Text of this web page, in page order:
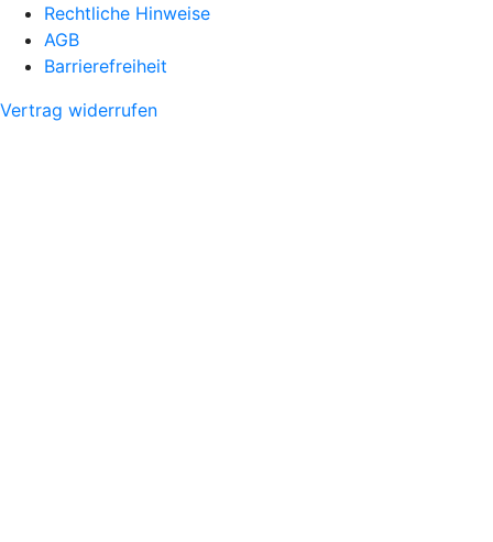
Rechtliche Hinweise
AGB
Barrierefreiheit
Vertrag widerrufen